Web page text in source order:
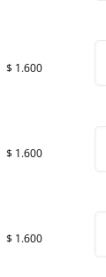
$ 1.600
$ 1.600
$ 1.600